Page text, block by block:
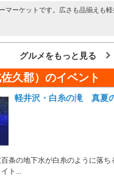
マーケットです。広さも品揃えも軽
グルメをもっと見る
久郡）のイベント
軽井沢・白糸の滝 真夏
条の地下水が白糸のように落ち
ト...